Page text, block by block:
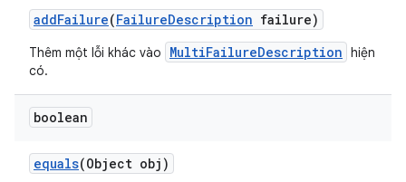
addFailure(FailureDescription failure)
Thêm một lỗi khác vào MultiFailureDescription hiện
có.
boolean
equals(Object obj)